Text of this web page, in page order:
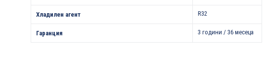
Хладилен агент R32
Гаранция 3 години / 36 месеца